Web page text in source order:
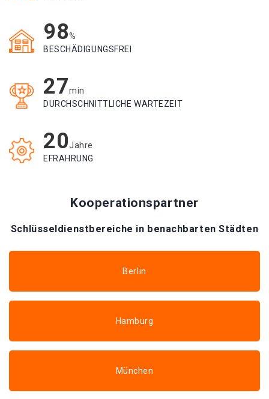
98%
BESCHÄDIGUNGSFREI
27min
DURCHSCHNITTLICHE WARTEZEIT
20Jahre
EFRAHRUNG
Kooperationspartner
Schlüsseldienstbereiche in benachbarten Städten
Berlin
Hamburg
München